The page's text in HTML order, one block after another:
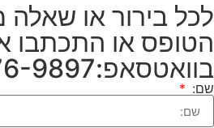
לכל בירור או
הטופס או התכתבו
בוואטסאפ:054-676-9897
שם: